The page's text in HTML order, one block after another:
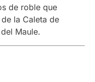
de roble que
la Caleta de
Maule.